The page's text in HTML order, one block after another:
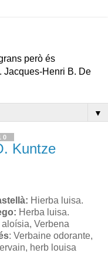
però és
Jacques-Henri B. De
▼
Kuntze
Hierba luisa.
Herba luisa.
aloísia, Verbena
: Verbaine odorante,
herb louisa